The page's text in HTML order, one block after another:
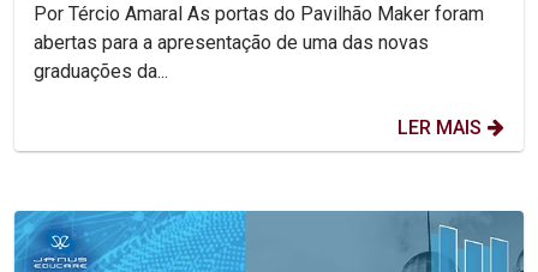
Por Tércio Amaral As portas do Pavilhão Maker foram
abertas para a apresentação de uma das novas
graduações da...
LER MAIS